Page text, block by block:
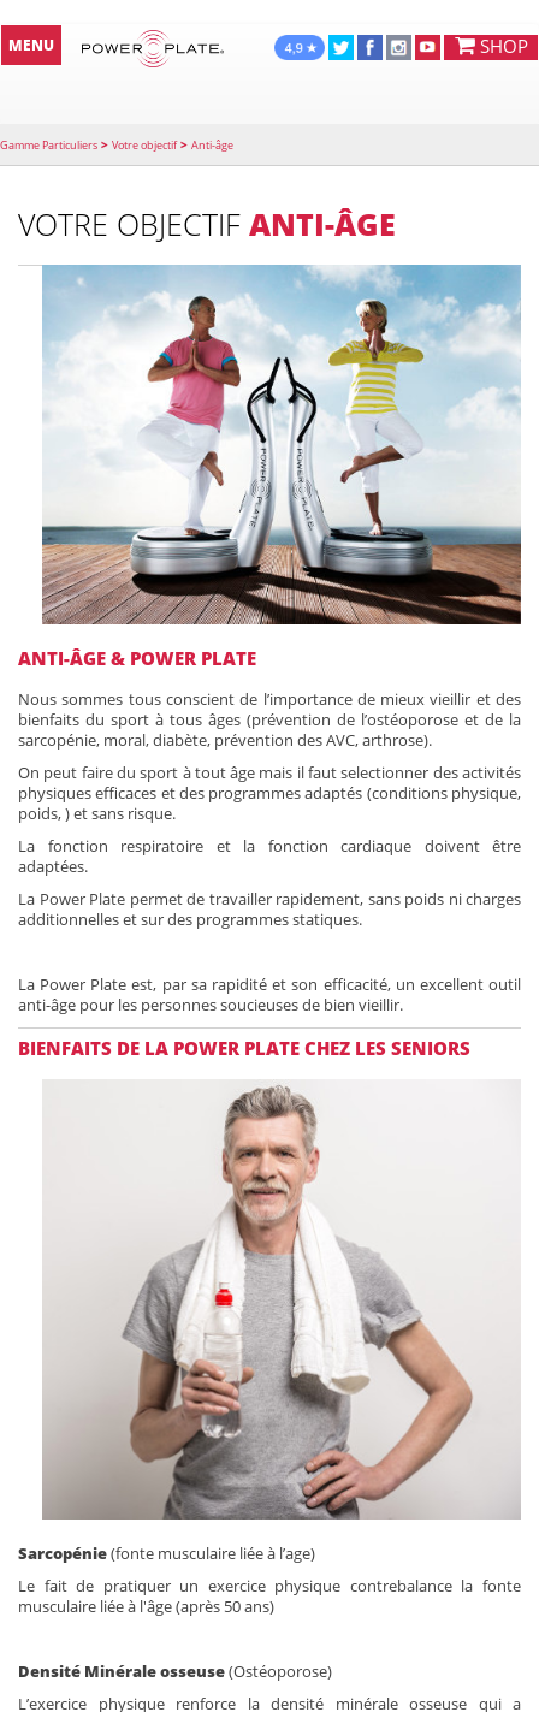
SHOP
MENU
Gamme Particuliers > Votre objectif > Anti-âge
VOTRE OBJECTIF ANTI-ÂGE
ANTI-ÂGE & POWER PLATE
Nous sommes tous conscient de l’importance de mieux vieillir et des
bienfaits du sport à tous âges (prévention de l’ostéoporose et de la
sarcopénie, moral, diabète, prévention des AVC, arthrose).
On peut faire du sport à tout âge mais il faut selectionner des activités
physiques efficaces et des programmes adaptés (conditions physique,
poids, ) et sans risque.
La fonction respiratoire et la fonction cardiaque doivent être
adaptées.
La Power Plate permet de travailler rapidement, sans poids ni charges
additionnelles et sur des programmes statiques.
La Power Plate est, par sa rapidité et son efficacité, un excellent outil
anti-âge pour les personnes soucieuses de bien vieillir.
BIENFAITS DE LA POWER PLATE CHEZ LES SENIORS
Sarcopénie(fonte musculaire liée à l’age)
Le fait de pratiquer un exercice physique contrebalance la fonte
musculaire liée à l'âge (après 50 ans)
Densité Minérale osseuse(Ostéoporose)
L’exercice physique renforce la densité minérale osseuse qui a